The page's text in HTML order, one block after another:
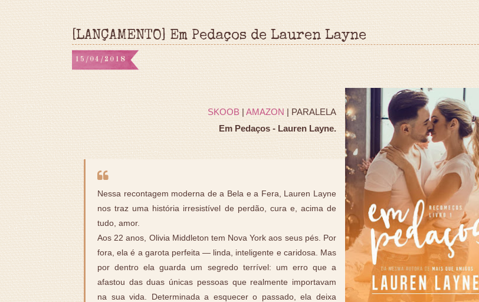
[LANÇAMENTO] Em Pedaços de Lauren Layne
15/04/2018
SKOOB| AMAZON | PARALELA
Em Pedaços - Lauren Layne.
Nessa recontagem moderna de a Bela e a Fera, Lauren Layne
nos traz uma história irresistível de perdão, cura e, acima de
tudo, amor.
Aos 22 anos, Olivia Middleton tem Nova York aos seus pés. Por
fora, ela é a garota perfeita — linda, inteligente e caridosa. Mas
por dentro ela guarda um segredo terrível: um erro que a
afastou das duas únicas pessoas que realmente importavam
na sua vida. Determinada a esquecer o passado, ela deixa